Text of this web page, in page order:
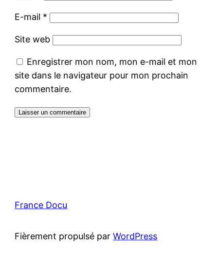
E-mail *
Site web
Enregistrer mon nom, mon e-mail et mon
site dans le navigateur pour mon prochain
commentaire.
France Docu
Fièrement propulsé parWordPress